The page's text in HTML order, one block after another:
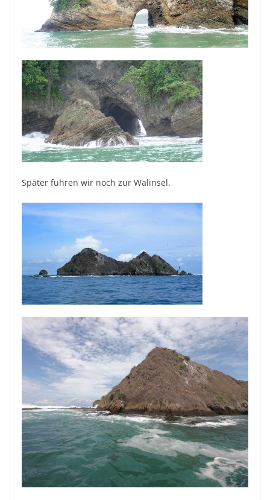
Später fuhren wir noch zur Walinsel.